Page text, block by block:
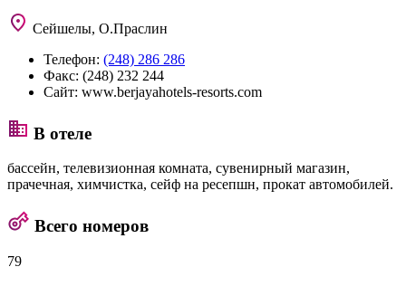
Сейшелы, О.Праслин
Телефон: (248) 286 286
Факс: (248) 232 244
Сайт: www.berjayahotels-resorts.com
В отеле
бассейн, телевизионная комната, сувенирный магазин,
прачечная, химчистка, сейф на ресепшн, прокат автомобилей.
Всего номеров
79